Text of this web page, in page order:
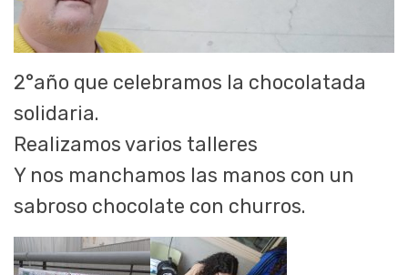
2°año que celebramos la chocolatada
solidaria.
Realizamos varios talleres
Y nos manchamos las manos con un
sabroso chocolate con churros.